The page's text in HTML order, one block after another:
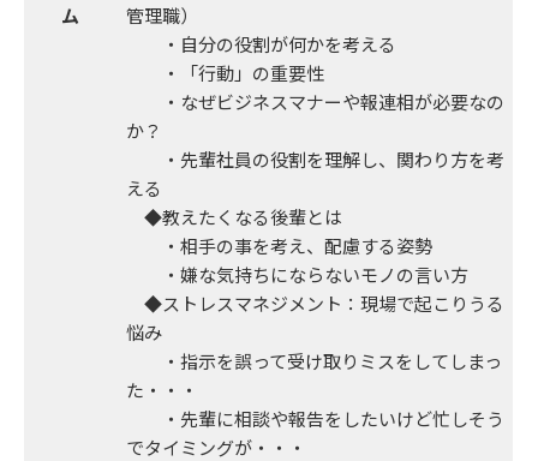
事例紹介
ム
管理職）
・自分の役割が何かを考える
・「行動」の重要性
・なぜビジネスマナーや報連相が必要なの
か？
・先輩社員の役割を理解し、関わり方を考
える
◆教えたくなる後輩とは
・相手の事を考え、配慮する姿勢
・嫌な気持ちにならないモノの言い方
◆ストレスマネジメント：現場で起こりうる
悩み
・指示を誤って受け取りミスをしてしまっ
た・・・
・先輩に相談や報告をしたいけど忙しそう
でタイミングが・・・